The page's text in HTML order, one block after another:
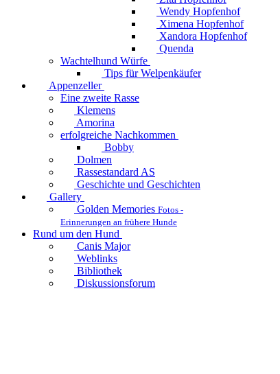
Wendy Hopfenhof
Ximena Hopfenhof
Xandora Hopfenhof
Quenda
Wachtelhund Würfe
Tips für Welpenkäufer
Appenzeller
Eine zweite Rasse
Klemens
Amorina
erfolgreiche Nachkommen
Bobby
Dolmen
Rassestandard AS
Geschichte und Geschichten
Gallery
Golden Memories Fotos -
Erinnerungen an frühere Hunde
Rund um den Hund
Canis Major
Weblinks
Bibliothek
Diskussionsforum